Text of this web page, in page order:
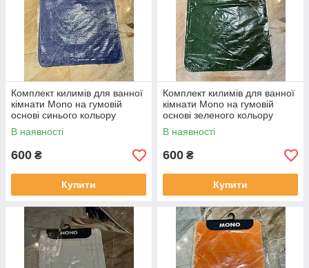
Комплект килимів для ванної
кімнати Mono на гумовій
основі синього кольору
В наявності
600 ₴
Купити
Комплект килимів для ванної
кімнати Mono на гумовій
основі зеленого кольору
В наявності
600 ₴
Купити